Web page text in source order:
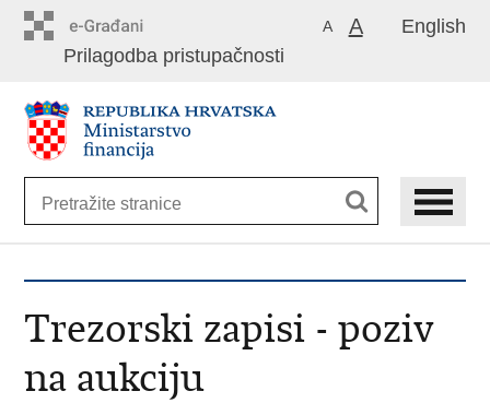
sadržaj
English
A A
Prilagodba pristupačnosti
Trezorski zapisi - poziv
na aukciju